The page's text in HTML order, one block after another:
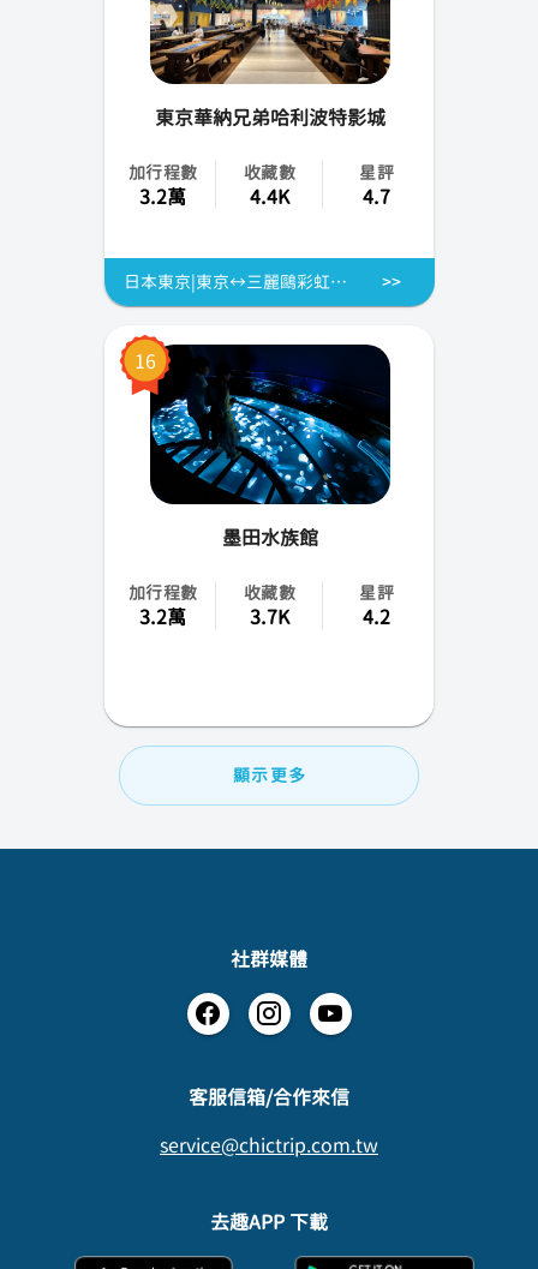
東京華納兄弟哈利波特影城
加行程數
3.2萬
收藏數
4.4K
星評
4.7
日本東京|東京↔三麗鷗彩虹樂園/哈利波特影城 單程接送
16
墨田水族館
加行程數
3.2萬
收藏數
3.7K
星評
4.2
顯示更多
社群媒體
​客服信箱/合作來信
service@chictrip.com.tw
去趣APP 下載